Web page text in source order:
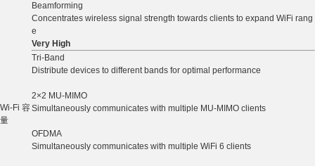
Beamforming
Concentrates wireless signal strength towards clients to expand WiFi rang
e
Wi-Fi 容
量
Very High
Tri-Band
Distribute devices to different bands for optimal performance
2×2 MU-MIMO
Simultaneously communicates with multiple MU-MIMO clients
OFDMA
Simultaneously communicates with multiple WiFi 6 clients